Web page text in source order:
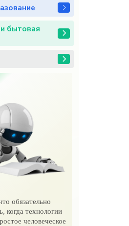
/ Недвижимость / Строй
и растения / Интернет технологии
бытовая
обязательно
когда технологии
человеческое